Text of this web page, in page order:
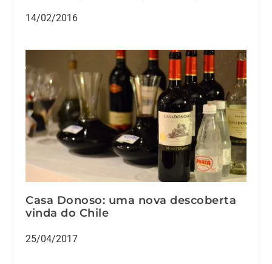
14/02/2016
Casa Donoso: uma nova descoberta
vinda do Chile
25/04/2017